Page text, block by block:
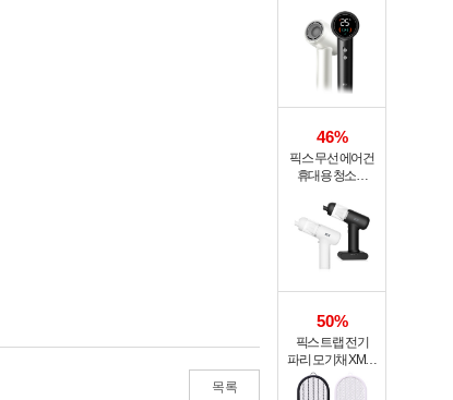
목록
XHS-702
46%
픽스 무선 에어건
휴대용 청소기
50%
픽스 트랩 전기
파리 모기채 XMR-
301